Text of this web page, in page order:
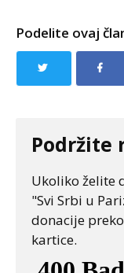
Podelite ovaj
Podržite
Ukoliko želite
"Svi Srbi u
donacije
kartice.